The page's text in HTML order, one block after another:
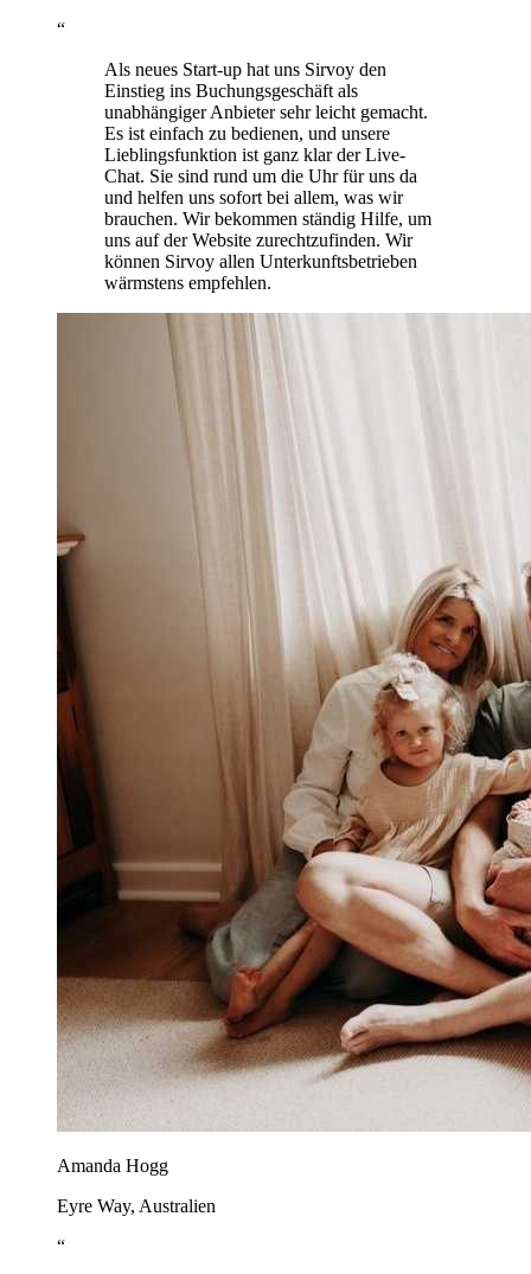
“
Als neues Start-up hat uns Sirvoy den
Einstieg ins Buchungsgeschäft als
unabhängiger Anbieter sehr leicht gemacht.
Es ist einfach zu bedienen, und unsere
Lieblingsfunktion ist ganz klar der Live-
Chat. Sie sind rund um die Uhr für uns da
und helfen uns sofort bei allem, was wir
brauchen. Wir bekommen ständig Hilfe, um
uns auf der Website zurechtzufinden. Wir
können Sirvoy allen Unterkunftsbetrieben
wärmstens empfehlen.
Amanda Hogg
Eyre Way, Australien
“